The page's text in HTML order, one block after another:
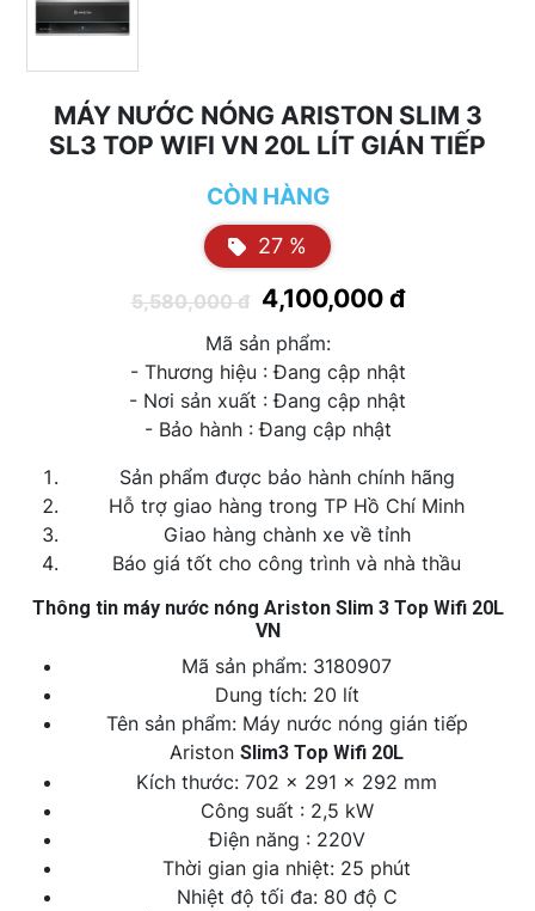
MÁY NƯỚC NÓNG ARISTON SLIM 3
SL3 TOP WIFI VN 20L LÍT GIÁN TIẾP
CÒN HÀNG
27 %
5,580,000 đ 4,100,000 đ
Mã sản phẩm:
- Thương hiệu : Đang cập nhật
- Nơi sản xuất : Đang cập nhật
- Bảo hành : Đang cập nhật
Sản phẩm được bảo hành chính hãng
Hỗ trợ giao hàng trong TP Hồ Chí Minh
Giao hàng chành xe về tỉnh
Báo giá tốt cho công trình và nhà thầu
Thông tin máy nước nóng Ariston Slim 3 Top Wifi 20L
VN
Mã sản phẩm: 3180907
Dung tích: 20 lít
Tên sản phẩm: Máy nước nóng gián tiếp
Ariston Slim3 Top Wifi 20L
Kích thước: 702 x 291 x 292 mm
Công suất : 2,5 kW
Điện năng : 220V
Thời gian gia nhiệt: 25 phút
Nhiệt độ tối đa: 80 độ C